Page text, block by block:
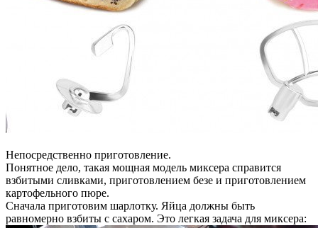
Непосредственно приготовление.
Понятное дело, такая мощная модель миксера справится
взбитыми сливками, приготовлением безе и приготовлением
картофельного пюре.
Сначала приготовим шарлотку. Яйца должны быть
равномерно взбиты с сахаром. Это легкая задача для миксера: